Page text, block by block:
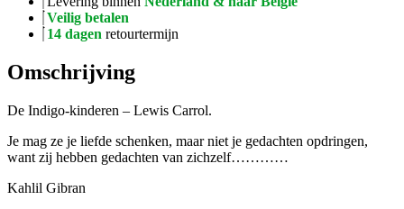
Veilig betalen
14 dagen retourtermijn
Omschrijving
De Indigo-kinderen – Lewis Carrol.
Je mag ze je liefde schenken, maar niet je gedachten opdringen,
want zij hebben gedachten van zichzelf…………
Kahlil Gibran